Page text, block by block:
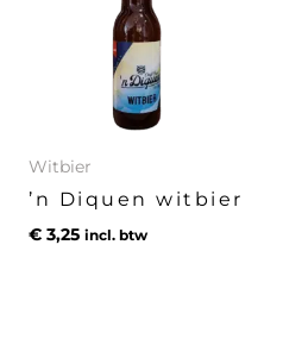
Witbier
’n Diquen witbier
€ 3,25 incl. btw